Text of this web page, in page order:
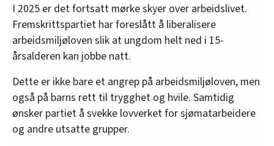
I 2025 er det fortsatt mørke skyer over arbeidslivet.
Fremskrittspartiet har foreslått å liberalisere
arbeidsmiljøloven slik at ungdom helt ned i 15-
årsalderen kan jobbe natt.
Dette er ikke bare et angrep på arbeidsmiljøloven, men
også på barns rett til trygghet og hvile. Samtidig
ønsker partiet å svekke lovverket for sjømatarbeidere
og andre utsatte grupper.